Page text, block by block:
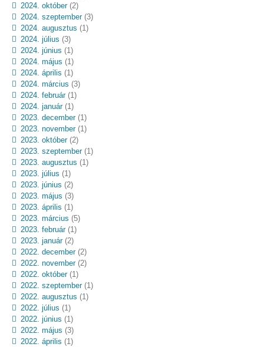
2024. október(2)
2024. szeptember(3)
2024. augusztus (1)
2024. július (3)
2024. június (1)
2024. május (1)
2024. április (1)
2024. március (3)
2024. február(1)
2024. január(1)
2023. december(1)
2023. november(1)
2023. október(2)
2023. szeptember(1)
2023. augusztus (1)
2023. július (1)
2023. június (2)
2023. május (3)
2023. április (1)
2023. március (5)
2023. február(1)
2023. január(2)
2022. december(2)
2022. november(2)
2022. október(1)
2022. szeptember(1)
2022. augusztus (1)
2022. július (1)
2022. június (1)
2022. május (3)
2022. április (1)